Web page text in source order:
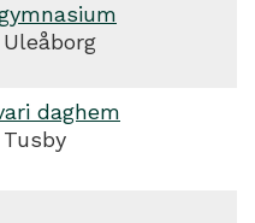
Uleåborg
daghem
Tusby